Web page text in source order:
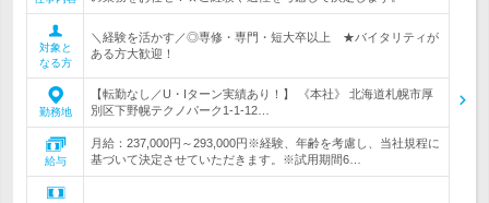
対象と
なる方
＼経験を活かす／◎専修・専門・短大卒以上 ★バイタリティが
ある方大歓迎！
勤務地
【転勤なし／U・Iターン実績あり！】 《本社》 北海道札幌市厚
別区下野幌テクノパーク1-1-12…
給与
月給：237,000円～293,000円※経験、年齢を考慮し、当社規程に
基づいて決定させていただきます。※試用期間6…